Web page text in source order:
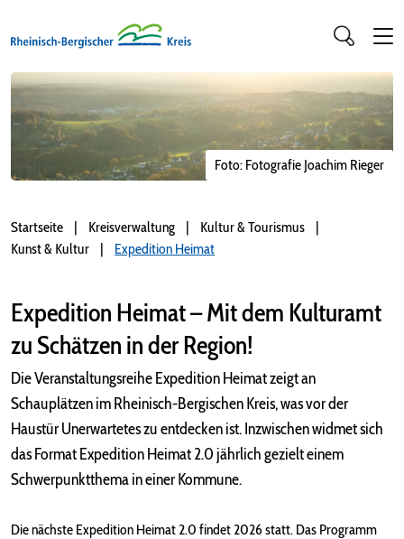
Foto: Fotografie Joachim Rieger
Startseite Kreisverwaltung
Kultur & Tourismus
Kunst & Kultur
Expedition Heimat
Expedition Heimat – Mit dem Kulturamt
zu Schätzen in der Region!
Die Veranstaltungsreihe Expedition Heimat zeigt an
Schauplätzen im Rheinisch-Bergischen Kreis, was vor der
Haustür Unerwartetes zu entdecken ist. Inzwischen widmet sich
das Format Expedition Heimat 2.0 jährlich gezielt einem
Schwerpunktthema in einer Kommune.
Die nächste Expedition Heimat 2.0 findet 2026 statt. Das Programm